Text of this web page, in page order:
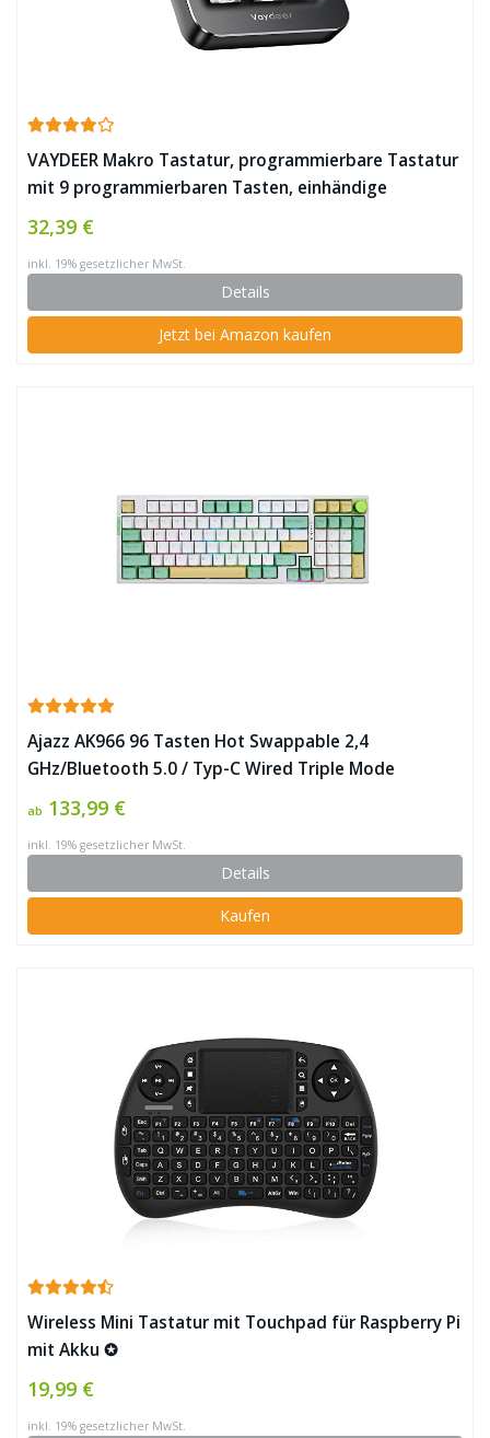
VAYDEER Makro Tastatur, programmierbare Tastatur
mit 9 programmierbaren Tasten, einhändige
mechanische Tastatur, Mini-Tastatur mit mehreren
programmierbaren Schichten ✪
32,39 €
inkl. 19% gesetzlicher MwSt.
Details
Jetzt bei Amazon kaufen
Ajazz AK966 96 Tasten Hot Swappable 2,4
GHz/Bluetooth 5.0 / Typ-C Wired Triple Mode
Mechanische Gaming-Tastatur mit 3 Schichten Poron
Schallabsorptionsschaum, MDA PBT Keycaps für Mac
Win ✪
ab 133,99 €
inkl. 19% gesetzlicher MwSt.
Details
Kaufen
Wireless Mini Tastatur mit Touchpad für Raspberry Pi
mit Akku ✪
19,99 €
inkl. 19% gesetzlicher MwSt.